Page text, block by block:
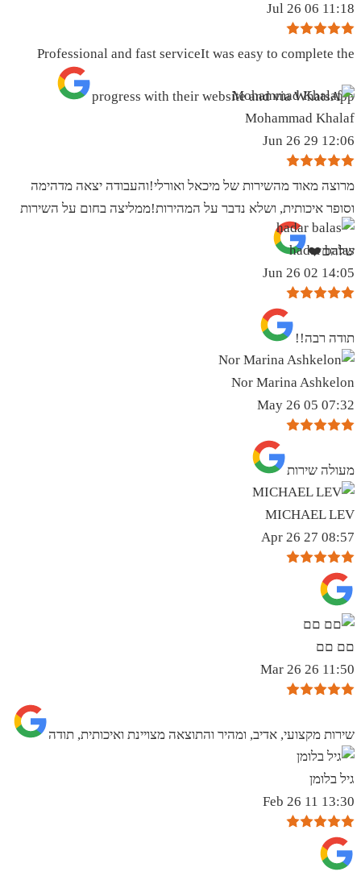
11:18 06 Jul 26
Professional and fast serviceIt was easy to complete the
progress with their website and via WhatsApp
Mohammad Khalaf
12:06 29 Jun 26
מרוצה מאוד מהשירות של מיכאל ואורלי!והעבודה יצאה מדהימה
וסופר איכותית, ושלא נדבר על המהירות!ממליצה בחום על השירות
שלהם❤️
hadar balas
14:05 02 Jun 26
תודה רבה!!
Nor Marina Ashkelon
07:32 05 May 26
מעולה שירות
MICHAEL LEV
08:57 27 Apr 26
םם םם
11:50 26 Mar 26
שירות מקצועי, אדיב, ומהיר והתוצאה מצויינת ואיכותית, תודה
גיל בלומן
13:30 11 Feb 26